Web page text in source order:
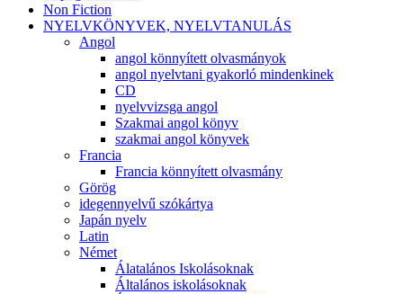
Non Fiction
NYELVKÖNYVEK, NYELVTANULÁS
Angol
angol könnyített olvasmányok
angol nyelvtani gyakorló mindenkinek
CD
nyelvvizsga angol
Szakmai angol könyv
szakmai angol könyvek
Francia
Francia könnyített olvasmány
Görög
idegennyelvű szókártya
Japán nyelv
Latin
Német
Álatalános Iskolásoknak
Általános iskolásoknak